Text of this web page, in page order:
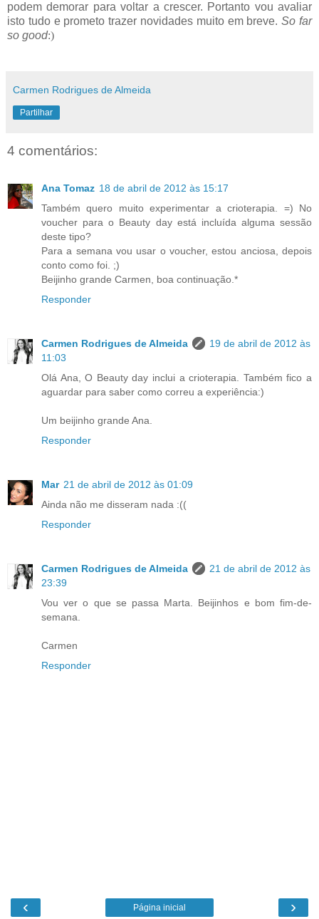
podem demorar para voltar a crescer. Portanto vou avaliar
isto tudo e prometo trazer novidades muito em breve.So far
so good:)
Carmen Rodrigues de Almeida
Partilhar
4 comentários:
Ana Tomaz 18 de abril de 2012 às 15:17
Também quero muito experimentar a crioterapia. =) No
voucher para o Beauty day está incluída alguma sessão
deste tipo?
Para a semana vou usar o voucher, estou anciosa, depois
conto como foi. ;)
Beijinho grande Carmen, boa continuação.*
Responder
Carmen Rodrigues de Almeida
19 de abril de 2012 às
11:03
Olá Ana, O Beauty day inclui a crioterapia. Também fico a
aguardar para saber como correu a experiência:)
Um beijinho grande Ana.
Responder
Mar 21 de abril de 2012 às 01:09
Ainda não me disseram nada :((
Responder
Carmen Rodrigues de Almeida
21 de abril de 2012 às
23:39
Vou ver o que se passa Marta. Beijinhos e bom fim-de-
semana.
Carmen
Responder
‹ ›
Página inicial